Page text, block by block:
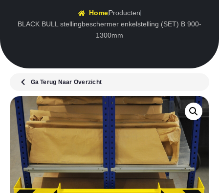
HomeProducten
BLACK BULL stellingbeschermer enkelstelling (SET) B 900-
1300mm
Ga Terug Naar Overzicht